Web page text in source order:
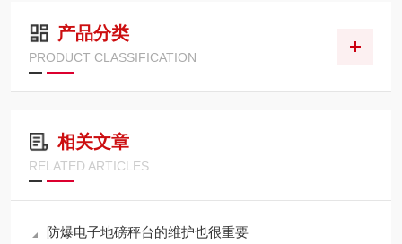
产品分类
PRODUCT CLASSIFICATION
相关文章
RELATED ARTICLES
防爆电子地磅秤台的维护也很重要